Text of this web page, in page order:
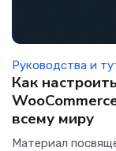
Руководства и
Как
всему миру
Материал